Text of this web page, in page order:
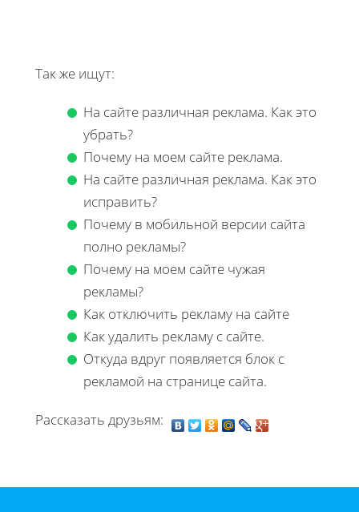
Так же ищут:
На сайте различная реклама. Как это
убрать?
Почему на моем сайте реклама.
На сайте различная реклама. Как это
исправить?
Почему в мобильной версии сайта
полно рекламы?
Почему на моем сайте чужая
рекламы?
Как отключить рекламу на сайте
Как удалить рекламу с сайте.
Откуда вдруг появляется блок с
рекламой на странице сайта.
Рассказать друзьям: